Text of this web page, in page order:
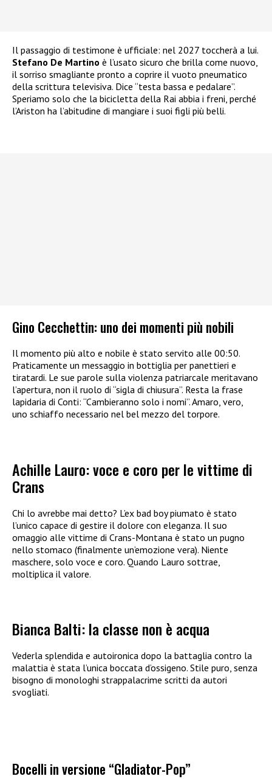
Il passaggio di testimone è ufficiale: nel 2027 toccherà a lui.
Stefano De Martino è l’usato sicuro che brilla come nuovo,
il sorriso smagliante pronto a coprire il vuoto pneumatico
della scrittura televisiva. Dice “testa bassa e pedalare”.
Speriamo solo che la bicicletta della Rai abbia i freni, perché
l’Ariston ha l’abitudine di mangiare i suoi figli più belli.
Gino Cecchettin: uno dei momenti più nobili
Il momento più alto e nobile è stato servito alle 00:50.
Praticamente un messaggio in bottiglia per panettieri e
tiratardi. Le sue parole sulla violenza patriarcale meritavano
l’apertura, non il ruolo di “sigla di chiusura”. Resta la frase
lapidaria di Conti: “Cambieranno solo i nomi”. Amaro, vero,
uno schiaffo necessario nel bel mezzo del torpore.
Achille Lauro: voce e coro per le vittime di
Crans
Chi lo avrebbe mai detto? L’ex bad boy piumato è stato
l’unico capace di gestire il dolore con eleganza. Il suo
omaggio alle vittime di Crans-Montana è stato un pugno
nello stomaco (finalmente un’emozione vera). Niente
maschere, solo voce e coro. Quando Lauro sottrae,
moltiplica il valore.
Bianca Balti: la classe non è acqua
Vederla splendida e autoironica dopo la battaglia contro la
malattia è stata l’unica boccata d’ossigeno. Stile puro, senza
bisogno di monologhi strappalacrime scritti da autori
svogliati.
Bocelli in versione “Gladiator-Pop”